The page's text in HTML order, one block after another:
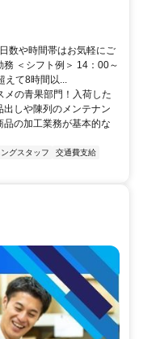
数や時間帯はお気軽にご
＜シフト例＞ 14：00～
えて8時間以...
メの青果部門！入荷した
しや陳列のメンテナン
の加工業務が基本的な
グスタッフ
交通費支給